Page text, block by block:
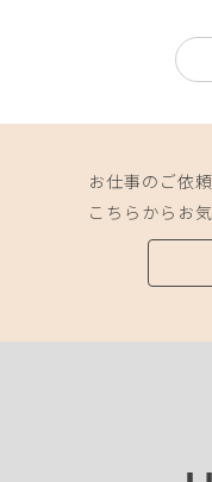
お仕事のご依
こちらからお